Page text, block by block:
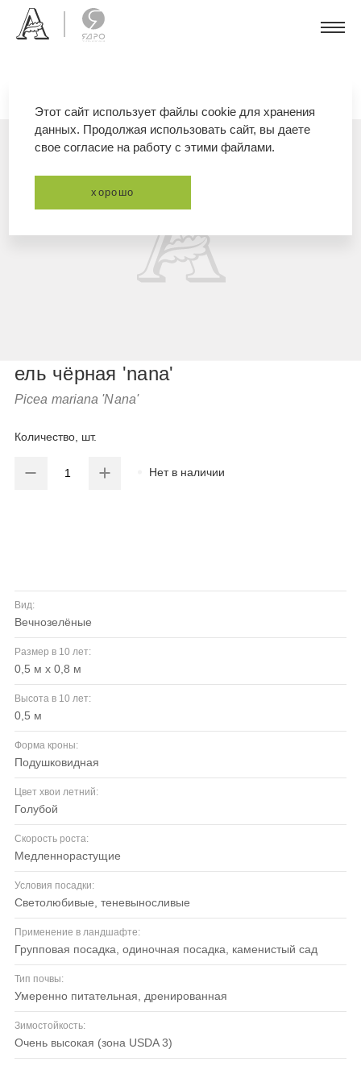
ель чёрная 'nana'
Picea mariana 'Nana'
Количество, шт.
Нет в наличии
Вид:
вечнозелёные
Размер в 10 лет:
0,5 м х 0,8 м
Высота в 10 лет:
0,5 м
Форма кроны:
подушковидная
Цвет хвои летний:
голубой
Скорость роста:
медленнорастущие
Условия посадки:
светолюбивые, теневыносливые
Применение в ландшафте:
групповая посадка, одиночная посадка, каменистый сад
Тип почвы:
умеренно питательная, дренированная
Зимостойкость:
очень высокая (зона USDA 3)
Этот сайт использует файлы cookie для хранения
данных. Продолжая использовать сайт, вы даете
свое согласие на работу с этими файлами.
хорошо